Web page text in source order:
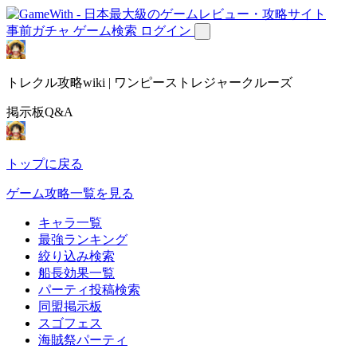
事前ガチャ ゲーム検索 ログイン
トレクル攻略wiki | ワンピーストレジャークルーズ
掲示板Q&A
トップに戻る
ゲーム攻略一覧を見る
キャラ一覧
最強ランキング
絞り込み検索
船長効果一覧
パーティ投稿検索
同盟掲示板
スゴフェス
海賊祭パーティ